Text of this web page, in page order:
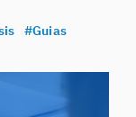
#Guias